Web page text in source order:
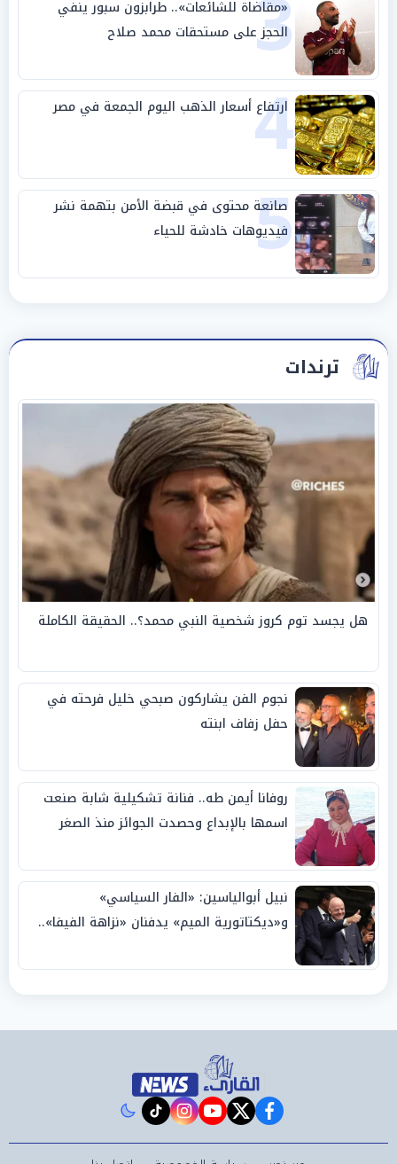
«مقاضاة للشائعات».. طرابزون سبور ينفي
الحجز على مستحقات محمد صلاح
4
ارتفاع أسعار الذهب اليوم الجمعة في مصر
5
صانعة محتوى في قبضة الأمن بتهمة نشر
فيديوهات خادشة للحياء
ترندات
هل يجسد توم كروز شخصية النبي محمد؟.. الحقيقة الكاملة
نجوم الفن يشاركون صبحي خليل فرحته في
حفل زفاف ابنته
روفانا أيمن طه.. فنانة تشكيلية شابة صنعت
اسمها بالإبداع وحصدت الجوائز منذ الصغر
نبيل أبوالياسين: «الفار السياسي»
و«ديكتاتورية الميم» يدفنان «نزاهة الفيفا»..
facebook
twitter
youtube
instagram
tiktok